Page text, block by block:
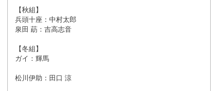
【秋組】
兵頭十座：中村太郎
泉田 莇：吉高志音
【冬組】
ガイ：輝馬
松川伊助：田口 涼